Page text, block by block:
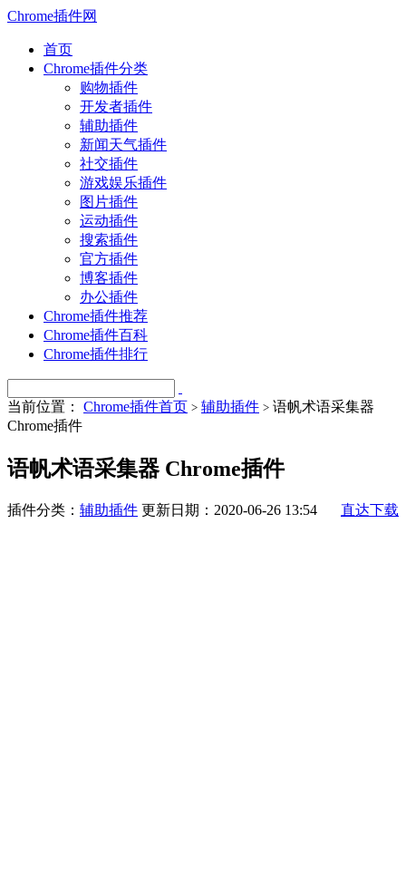
Chrome插件网
首页
Chrome插件分类
购物插件
开发者插件
辅助插件
新闻天气插件
社交插件
游戏娱乐插件
图片插件
运动插件
搜索插件
官方插件
博客插件
办公插件
Chrome插件推荐
Chrome插件百科
Chrome插件排行
当前位置： Chrome插件首页 > 辅助插件 > 语帆术语采集器
Chrome插件
语帆术语采集器 Chrome插件
插件分类： 辅助插件 更新日期：2020-06-26 13:54 直达下载